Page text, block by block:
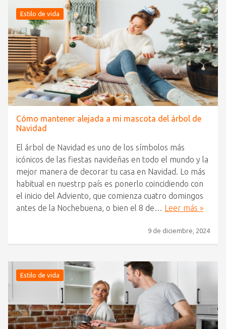
Estilo de vida
Cómo mantener alejada a mi mascota del árbol de
Navidad
El árbol de Navidad es uno de los símbolos más
icónicos de las fiestas navideñas en todo el mundo y la
mejor manera de decorar tu casa en Navidad. Lo más
habitual en nuestrp país es ponerlo coincidiendo con
el inicio del Adviento, que comienza cuatro domingos
antes de la Nochebuena, o bien el 8 de… Leer más »
9 de diciembre, 2024
Estilo de vida